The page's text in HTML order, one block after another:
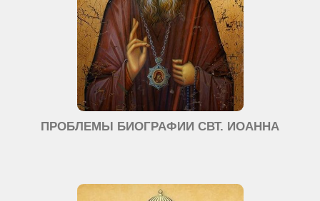
ПРОБЛЕМЫ БИОГРАФИИ СВТ. ИОАННА